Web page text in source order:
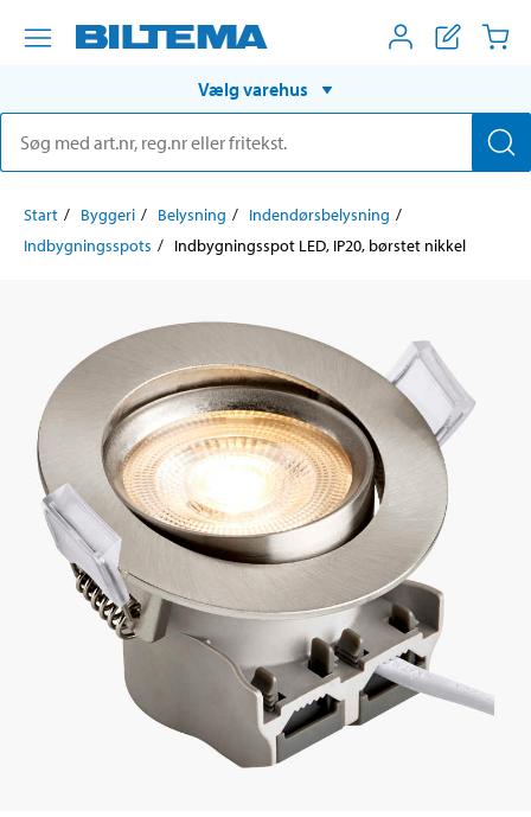
Vælg varehus
Start Byggeri Belysning
Indendørsbelysning
Indbygningsspots
Indbygningsspot LED, IP20, børstet nikkel